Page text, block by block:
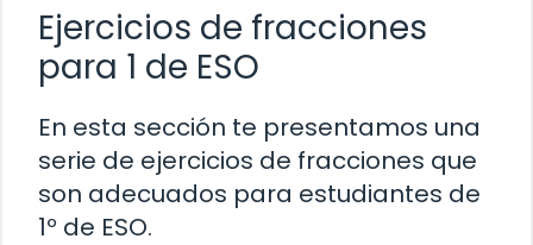
Ejercicios de fracciones
para 1 de ESO
En esta sección te presentamos una
serie de ejercicios de fracciones que
son adecuados para estudiantes de
1º de ESO.